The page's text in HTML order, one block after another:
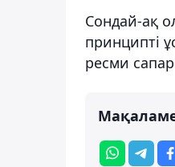
Сондай-ақ
принципті
ресми